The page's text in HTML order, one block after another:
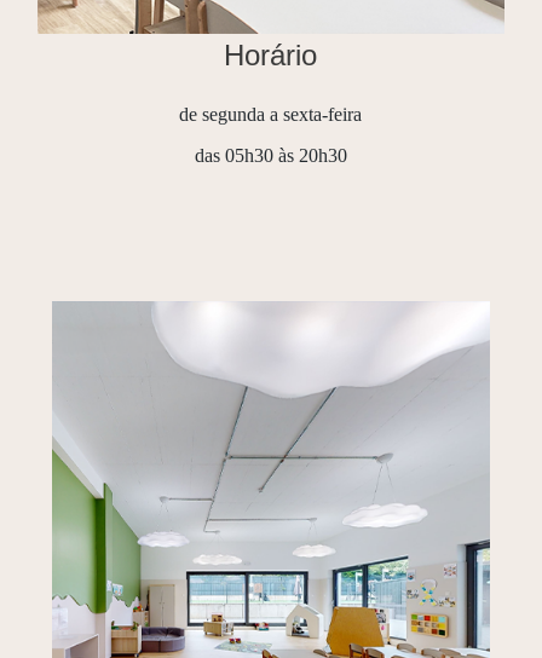
Horário
de segunda a sexta-feira
das 05h30 às 20h30